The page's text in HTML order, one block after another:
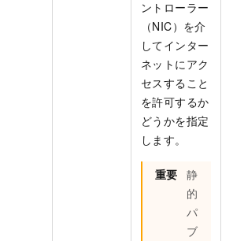
ントローラー
（NIC）を介
してインター
ネットにアク
セスすること
を許可するか
どうかを指定
します。
重要 静
的
パ
ブ